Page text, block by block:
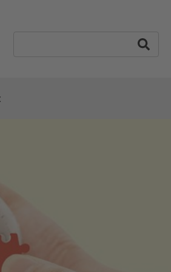
Blau
auf Gelb
Grün auf Schwarz
Rot auf Blau